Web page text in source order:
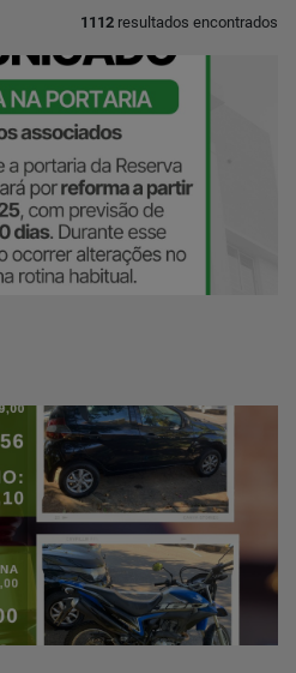
1112 resultados encontrados